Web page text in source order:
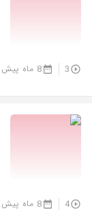
3 8 ماه پیش
4 8 ماه پیش